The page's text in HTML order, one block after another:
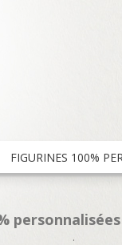
FIGURINES 100%
.